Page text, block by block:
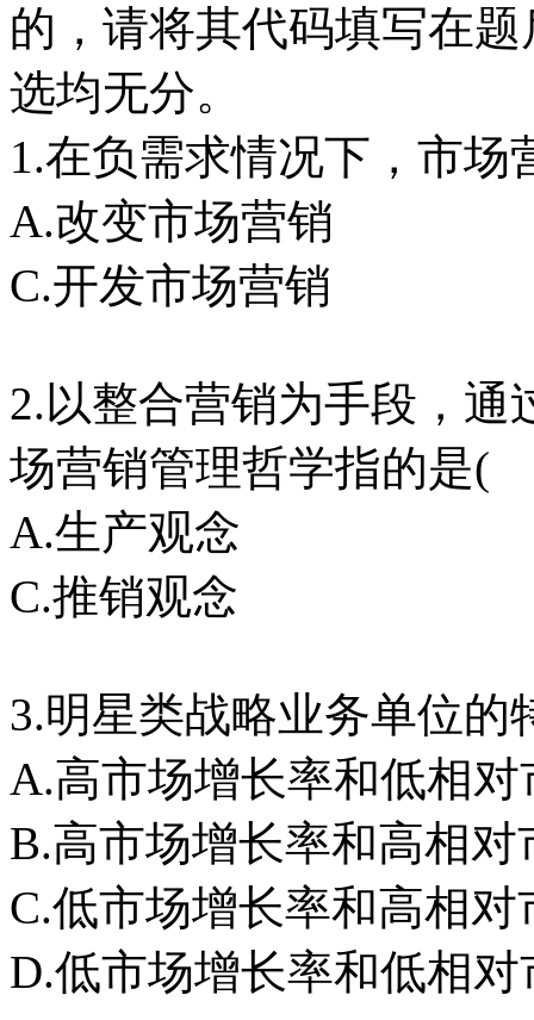
的，请将其代码填写在
选均无分。
1.在负需求情况下，市
A.改变市场营销
C.开发市场营销
2.以整合营销为手段，
场营销管理哲学指的
A.生产观念 B.
C.推销观念 D.
3.明星类战略业务单位
A.高市场增长率和低相
B.高市场增长率和高相对
C.低市场增长率和高相对
D.低市场增长率和低相